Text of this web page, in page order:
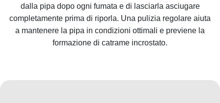
dalla pipa dopo ogni fumata e di lasciarla asciugare
completamente prima di riporla. Una pulizia regolare aiuta
a mantenere la pipa in condizioni ottimali e previene la
formazione di catrame incrostato.